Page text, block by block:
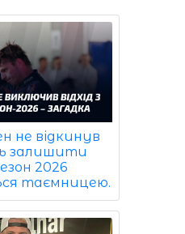
не відкинув
залишити
2026
таємницею.